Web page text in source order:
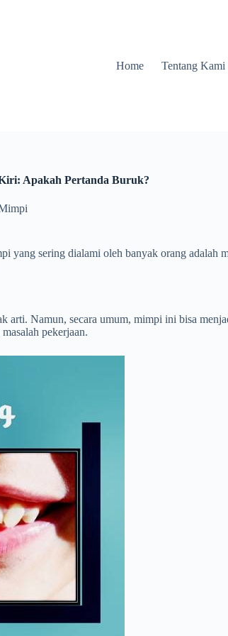
Home Tentang Kami
Apakah Pertanda Buruk?
yang sering dialami oleh banyak orang
Namun, secara umum, mimpi ini bisa
pekerjaan.